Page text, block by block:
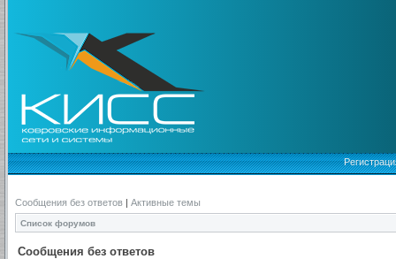
Сообщения без ответов | Активные темы
Список форумов
Сообщения без ответов